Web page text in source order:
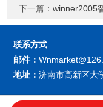
下一篇：winner2005
联系方式
邮件：
地址：济南市高新区大